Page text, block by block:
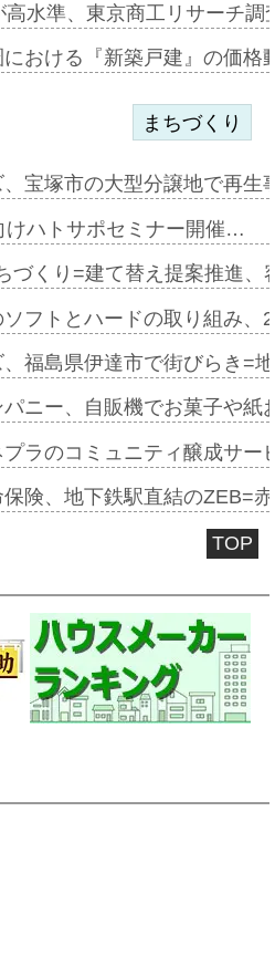
高水準、東京商工リサーチ
おける『新築戸建』の価
まちづくり
宝塚市の大型分譲地で再
けハトサポセミナー開催…
づくり=建て替え提案推進
フトとハードの取り組み
福島県伊達市で街びらき=
ニー、自販機でお菓子や
プラのコミュニティ醸成サ
険、地下鉄駅直結のZEB=
TOP